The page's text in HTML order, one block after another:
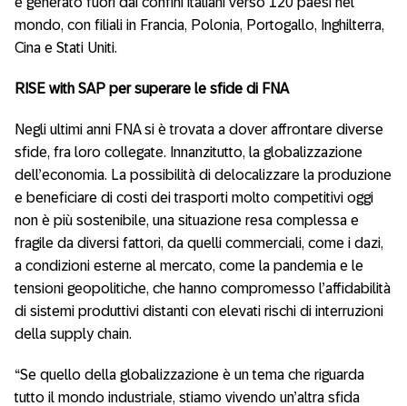
mondo, con filiali in Francia, Polonia, Portogallo, Inghilterra,
Cina e Stati Uniti.
RISE with SAP per superare le sfide di FNA
Negli ultimi anni FNA si è trovata a dover affrontare diverse
sfide, fra loro collegate. Innanzitutto, la globalizzazione
dell’economia. La possibilità di delocalizzare la produzione
e beneficiare di costi dei trasporti molto competitivi oggi
non è più sostenibile, una situazione resa complessa e
fragile da diversi fattori, da quelli commerciali, come i dazi,
a condizioni esterne al mercato, come la pandemia e le
tensioni geopolitiche, che hanno compromesso l’affidabilità
di sistemi produttivi distanti con elevati rischi di interruzioni
della supply chain.
“Se quello della globalizzazione è un tema che riguarda
tutto il mondo industriale, stiamo vivendo un’altra sfida